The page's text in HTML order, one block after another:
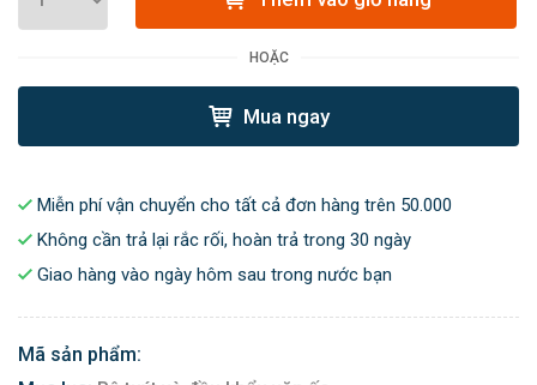
HOẶC
Mua ngay
Miễn phí vận chuyển cho tất cả đơn hàng trên 50.000
Không cần trả lại rắc rối, hoàn trả trong 30 ngày
Giao hàng vào ngày hôm sau trong nước bạn
Mã sản phẩm: